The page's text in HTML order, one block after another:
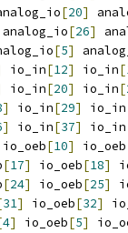
[20]
analog_io[26]
[5]
io_in[12] io_in[
io_in[20] io_in[
] io_in[29] io_in
] io_in[37] io_in
io_oeb[10] io_oeb
[17] io_oeb[18]
[24] io_oeb[25]
31] io_oeb[32]
4] io_oeb[5]